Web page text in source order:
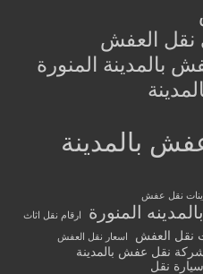
نقل العفش
المنورة
بالمدينة
نقل عفش
المنورة ارقام نقل اثاث
نقل العفش
اسعار نقل العفش
نقل عفش بالمدينة
سيارة نقل